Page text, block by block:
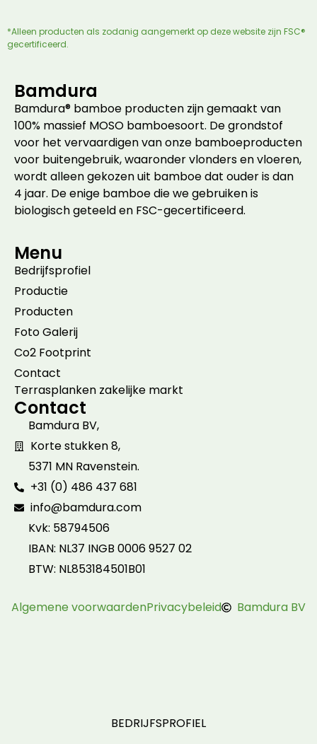
*Alleen producten als zodanig aangemerkt op deze website zijn FSC®
gecertificeerd.
Bamdura
Bamdura® bamboe producten zijn gemaakt van
100% massief MOSO bamboesoort. De grondstof
voor het vervaardigen van onze bamboeproducten
voor buitengebruik, waaronder vlonders en vloeren,
wordt alleen gekozen uit bamboe dat ouder is dan
4 jaar. De enige bamboe die we gebruiken is
biologisch geteeld en FSC-gecertificeerd.
Menu
Bedrijfsprofiel
Productie
Producten
Foto Galerij
Co2 Footprint
Contact
Terrasplanken zakelijke markt
Contact
Bamdura BV,
Korte stukken 8,
5371 MN Ravenstein.
+31 (0) 486 437 681
info@bamdura.com
Kvk: 58794506
IBAN: NL37 INGB 0006 9527 02
BTW: NL853184501B01
Algemene voorwaardenPrivacybeleid Bamdura BV
BEDRIJFSPROFIEL